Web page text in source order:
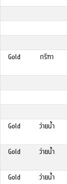
Gold
กรีฑา
Gold
ว่ายน้ำ
Gold ว่ายน้ำ
Gold ว่ายน้ำ